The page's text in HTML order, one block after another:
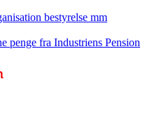
bestyrelse mm
penge fra Industriens Pension